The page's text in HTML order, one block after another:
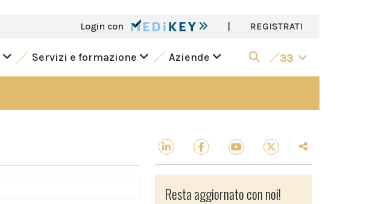
Login con | REGISTRATI
Servizi e formazione Aziende 33
Resta aggiornato con noi!